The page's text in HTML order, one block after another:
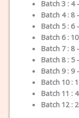
Batch 3 : 4
Batch 4 : 8
Batch 5 : 6
Batch 6 :
Batch 7 : 8
Batch 8 : 5
Batch 9 : 9
Batch 10 :
Batch 11 :
Batch 12 :